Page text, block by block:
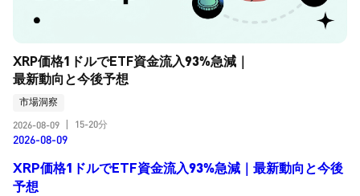
XRP価格1ドルでETF資金流入93%急減｜
最新動向と今後予想
市場洞察
2026-08-09
15-20分
2026-08-09
XRP価格1ドルでETF資金流入93%急減｜最新動向と今後
予想